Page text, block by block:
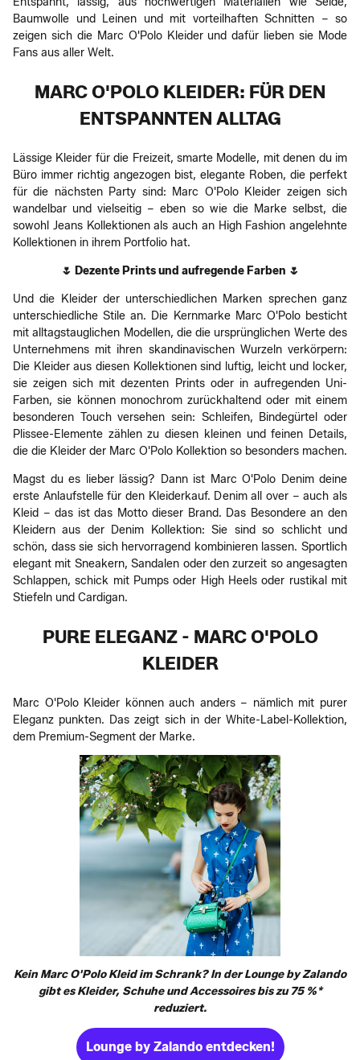
Baumwolle und Leinen und mit vorteilhaften Schnitten – so
zeigen sich die Marc O'Polo Kleider und dafür lieben sie Mode
Fans aus aller Welt.
MARC O'POLO KLEIDER: FÜR DEN
ENTSPANNTEN ALLTAG
Lässige Kleider für die Freizeit, smarte Modelle, mit denen du im
Büro immer richtig angezogen bist, elegante Roben, die perfekt
für die nächsten Party sind: Marc O'Polo Kleider zeigen sich
wandelbar und vielseitig – eben so wie die Marke selbst, die
sowohl Jeans Kollektionen als auch an High Fashion angelehnte
Kollektionen in ihrem Portfolio hat.
🌷 Dezente Prints und aufregende Farben 🌷
Und die Kleider der unterschiedlichen Marken sprechen ganz
unterschiedliche Stile an. Die Kernmarke Marc O'Polo besticht
mit alltagstauglichen Modellen, die die ursprünglichen Werte des
Unternehmens mit ihren skandinavischen Wurzeln verkörpern:
Die Kleider aus diesen Kollektionen sind luftig, leicht und locker,
sie zeigen sich mit dezenten Prints oder in aufregenden Uni-
Farben, sie können monochrom zurückhaltend oder mit einem
besonderen Touch versehen sein: Schleifen, Bindegürtel oder
Plissee-Elemente zählen zu diesen kleinen und feinen Details,
die die Kleider der Marc O'Polo Kollektion so besonders machen.
Magst du es lieber lässig? Dann ist Marc O'Polo Denim deine
erste Anlaufstelle für den Kleiderkauf. Denim all over – auch als
Kleid – das ist das Motto dieser Brand. Das Besondere an den
Kleidern aus der Denim Kollektion: Sie sind so schlicht und
schön, dass sie sich hervorragend kombinieren lassen. Sportlich
elegant mit Sneakern, Sandalen oder den zurzeit so angesagten
Schlappen, schick mit Pumps oder High Heels oder rustikal mit
Stiefeln und Cardigan.
PURE ELEGANZ - MARC O'POLO
KLEIDER
Marc O'Polo Kleider können auch anders – nämlich mit purer
Eleganz punkten. Das zeigt sich in der White-Label-Kollektion,
dem Premium-Segment der Marke.
Kein Marc O'Polo Kleid im Schrank? In der Lounge by Zalando
gibt es Kleider, Schuhe und Accessoires bis zu 75 %*
reduziert.
Lounge by Zalando entdecken!